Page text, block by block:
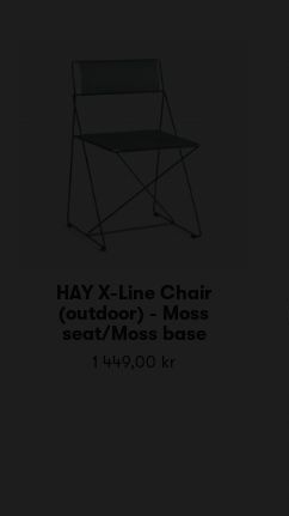
HAY X-Line Chair
(outdoor) - Moss
seat/Moss base
1 449,00 kr